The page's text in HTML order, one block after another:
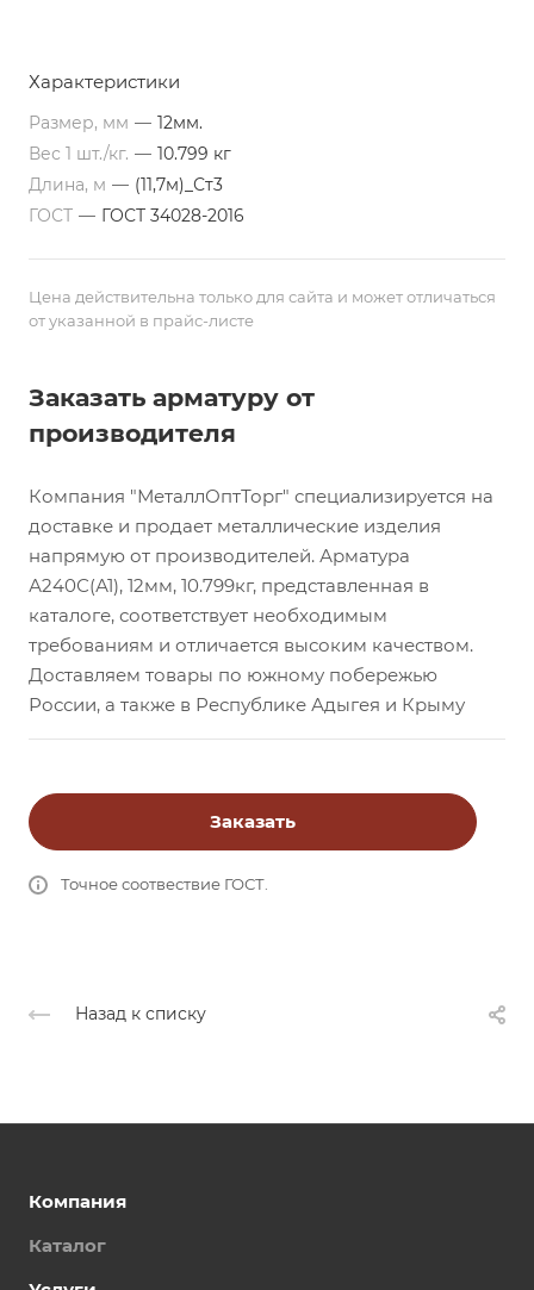
Характеристики
Размер, мм — 12мм.
Вес 1 шт./кг. — 10.799 кг
Длина, м — (11,7м)_Ст3
ГОСТ — ГОСТ 34028-2016
Цена действительна только для сайта и может отличаться
от указанной в прайс-листе
Заказать арматуру от
производителя
Компания "МеталлОптТорг" специализируется на
доставке и продает металлические изделия
напрямую от производителей. Арматура
А240С(А1), 12мм, 10.799кг, представленная в
каталоге, соответствует необходимым
требованиям и отличается высоким качеством.
Доставляем товары по южному побережью
России, а также в Республике Адыгея и Крыму
Заказать
Точное соотвествие ГОСТ.
Назад к списку
Компания
Каталог